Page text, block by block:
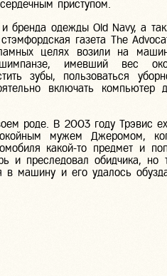
приступом.
бренда одежды Old Navy, а
газета The
целях возили на
имевший вес
зубы, пользоваться
включать компьютер
роде. В 2003 году Трэвис
мужем Джеромом,
какой-то предмет и
и преследовал обидчика, но
машину и его удалось